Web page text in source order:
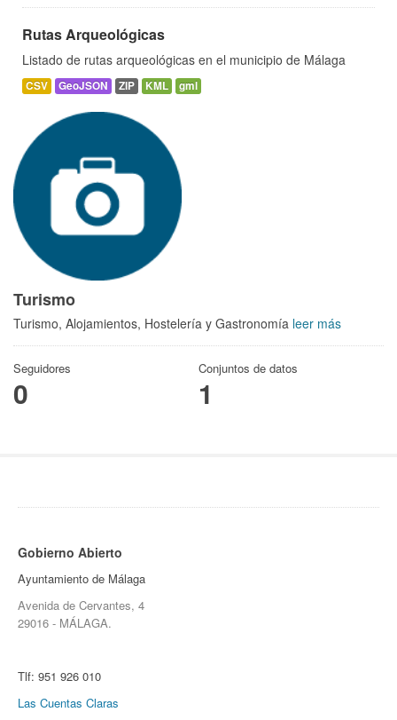
Rutas Arqueológicas
Listado de rutas arqueológicas en el municipio de Málaga
CSV GeoJSON ZIP KML gml
Turismo
Turismo, Alojamientos, Hostelería y Gastronomía leer más
Seguidores
0
Conjuntos de datos
1
Gobierno Abierto
Ayuntamiento de Málaga
Avenida de Cervantes, 4
29016 - MÁLAGA.
Tlf: 951 926 010
Las Cuentas Claras